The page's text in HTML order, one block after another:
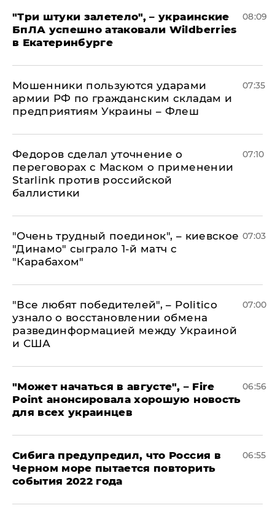
"Три штуки залетело", – украинские
БпЛА успешно атаковали Wildberries
в Екатеринбурге
08:09
Мошенники пользуются ударами
армии РФ по гражданским складам и
предприятиям Украины – Флеш
07:35
Федоров сделал уточнение о
переговорах с Маском о применении
Starlink против российской
баллистики
07:10
"Очень трудный поединок", – киевское
"Динамо" сыграло 1-й матч с
"Карабахом"
07:03
​"Все любят победителей", – Politico
узнало о восстановлении обмена
развединформацией между Украиной
и США
07:00
"Может начаться в августе", – Fire
Point анонсировала хорошую новость
для всех украинцев
06:56
Сибига предупредил, что Россия в
Черном море пытается повторить
события 2022 года
06:55